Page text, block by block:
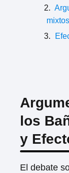
mixtos
los
y
El debate